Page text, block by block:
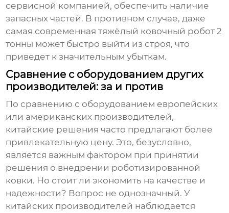
сервисной компанией, обеспечить наличие
запасных частей. В противном случае, даже
самая современнаятяжёлый ковочный робот 2
тонны может быстро выйти из строя, что
приведет к значительным убыткам.
Сравнение с оборудованием других
производителей: за и против
По сравнению с оборудованием европейских
или американских производителей,
китайские решения часто предлагают более
привлекательную цену. Это, безусловно,
является важным фактором при принятии
решения о внедрении роботизированной
ковки. Но стоит ли экономить на качестве и
надежности? Вопрос не однозначный. У
китайских производителей наблюдается